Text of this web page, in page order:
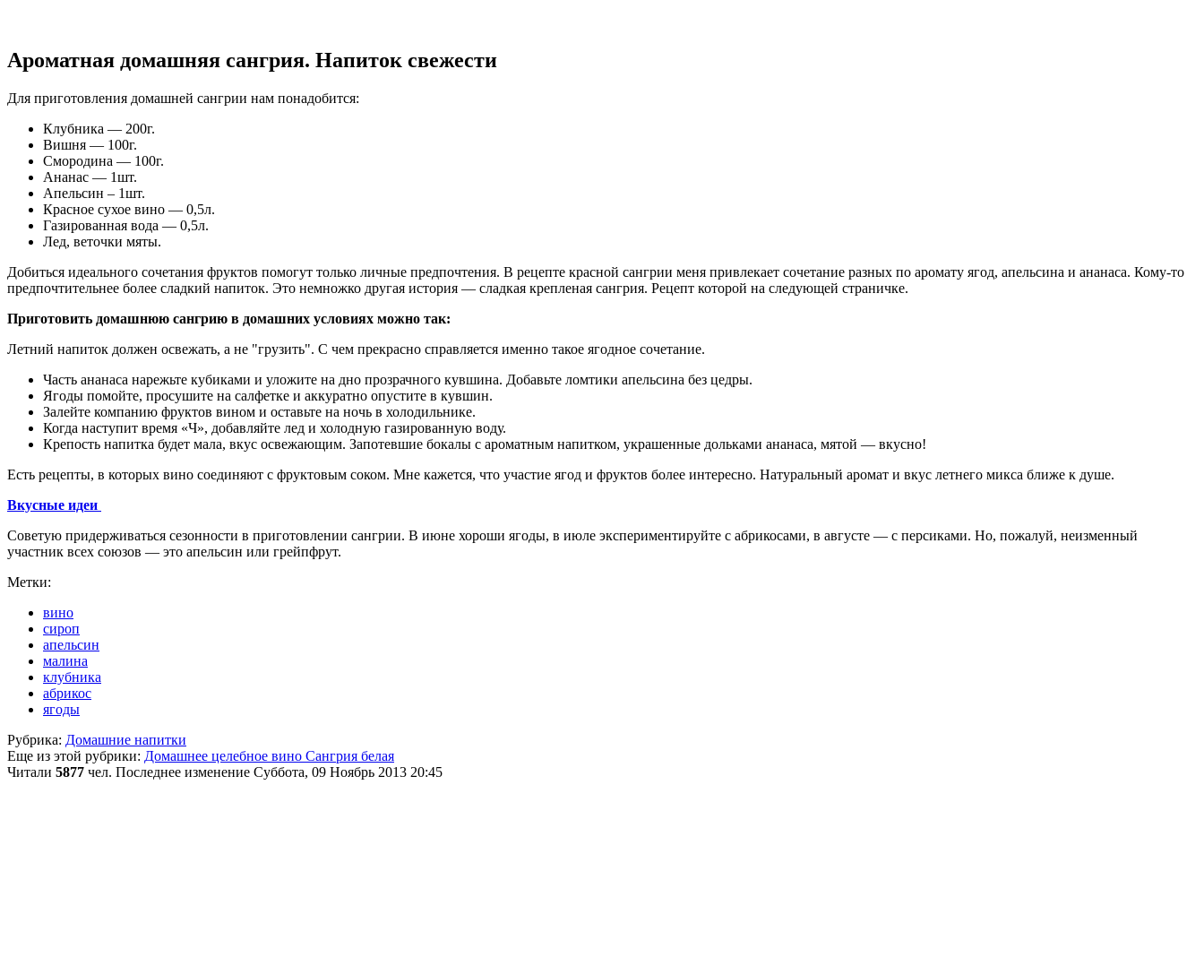
Ароматная домашняя сангрия. Напиток свежести
Для приготовления домашней сангрии нам понадобится:
Клубника — 200г.
Вишня — 100г.
Смородина — 100г.
Ананас — 1шт.
Апельсин – 1шт.
Красное сухое вино — 0,5л.
Газированная вода — 0,5л.
Лед, веточки мяты.
Добиться идеального сочетания фруктов помогут только личные предпочтения. В рецепте красной сангрии меня привлекает сочетание разных по аромату ягод, апельсина и ананаса. Кому-то
предпочтительнее более сладкий напиток. Это немножко другая история — сладкая крепленая сангрия. Рецепт которой на следующей страничке.
Приготовить домашнюю сангрию в домашних условиях можно так:
Летний напиток должен освежать, а не "грузить". С чем прекрасно справляется именно такое ягодное сочетание.
Часть ананаса нарежьте кубиками и уложите на дно прозрачного кувшина. Добавьте ломтики апельсина без цедры.
Ягоды помойте, просушите на салфетке и аккуратно опустите в кувшин.
Залейте компанию фруктов вином и оставьте на ночь в холодильнике.
Когда наступит время «Ч», добавляйте лед и холодную газированную воду.
Крепость напитка будет мала, вкус освежающим. Запотевшие бокалы с ароматным напитком, украшенные дольками ананаса, мятой — вкусно!
Есть рецепты, в которых вино соединяют с фруктовым соком. Мне кажется, что участие ягод и фруктов более интересно. Натуральный аромат и вкус летнего микса ближе к душе.
Вкусные идеи
Советую придерживаться сезонности в приготовлении сангрии. В июне хороши ягоды, в июле экспериментируйте с абрикосами, в августе — с персиками. Но, пожалуй, неизменный
участник всех союзов — это апельсин или грейпфрут.
Метки:
вино
сироп
апельсин
малина
клубника
абрикос
ягоды
Рубрика: Домашние напитки
Еще из этой рубрики: Домашнее целебное вино Сангрия белая
Читали 5877 чел. Последнее изменение Суббота, 09 Ноябрь 2013 20:45